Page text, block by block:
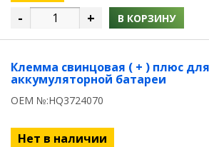
- + В КОРЗИНУ
Клемма свинцовая ( + ) плюс для
аккумуляторной батареи
OEM №:HQ3724070
Нет в наличии